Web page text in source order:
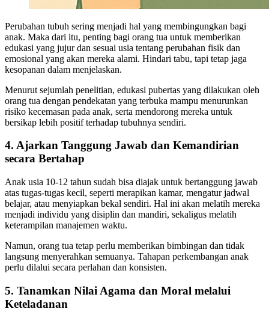
Perubahan tubuh sering menjadi hal yang membingungkan bagi
anak. Maka dari itu, penting bagi orang tua untuk memberikan
edukasi yang jujur dan sesuai usia tentang perubahan fisik dan
emosional yang akan mereka alami. Hindari tabu, tapi tetap jaga
kesopanan dalam menjelaskan.
Menurut sejumlah penelitian, edukasi pubertas yang dilakukan oleh
orang tua dengan pendekatan yang terbuka mampu menurunkan
risiko kecemasan pada anak, serta mendorong mereka untuk
bersikap lebih positif terhadap tubuhnya sendiri.
4. Ajarkan Tanggung Jawab dan Kemandirian
secara Bertahap
Anak usia 10-12 tahun sudah bisa diajak untuk bertanggung jawab
atas tugas-tugas kecil, seperti merapikan kamar, mengatur jadwal
belajar, atau menyiapkan bekal sendiri. Hal ini akan melatih mereka
menjadi individu yang disiplin dan mandiri, sekaligus melatih
keterampilan manajemen waktu.
Namun, orang tua tetap perlu memberikan bimbingan dan tidak
langsung menyerahkan semuanya. Tahapan perkembangan anak
perlu dilalui secara perlahan dan konsisten.
5. Tanamkan Nilai Agama dan Moral melalui
Keteladanan